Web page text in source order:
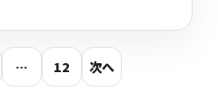
… 12 次へ